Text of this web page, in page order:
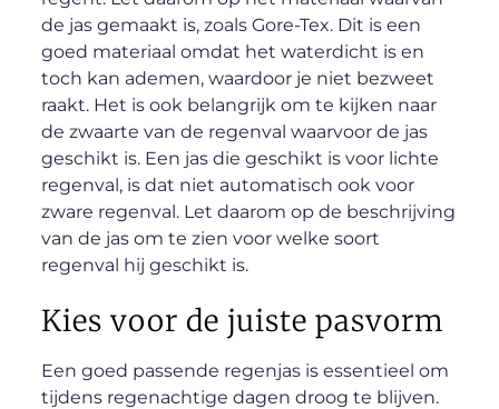
de jas gemaakt is, zoals Gore-Tex. Dit is een
goed materiaal omdat het waterdicht is en
toch kan ademen, waardoor je niet bezweet
raakt. Het is ook belangrijk om te kijken naar
de zwaarte van de regenval waarvoor de jas
geschikt is. Een jas die geschikt is voor lichte
regenval, is dat niet automatisch ook voor
zware regenval. Let daarom op de beschrijving
van de jas om te zien voor welke soort
regenval hij geschikt is.
Kies voor de juiste pasvorm
Een goed passende regenjas is essentieel om
tijdens regenachtige dagen droog te blijven.